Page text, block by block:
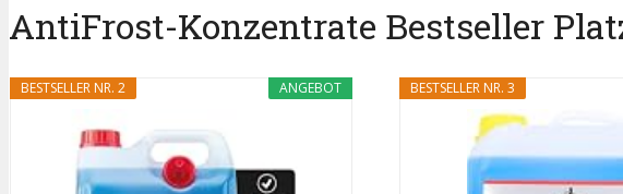
AntiFrost-Konzentrate Bestseller
ANGEBOT
BESTSELLER NR. 2 BESTSELLER NR. 3